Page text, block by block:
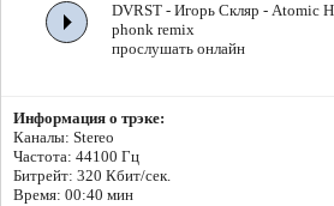
DVRST - Игорь Скляр - Atomic
phonk remix
прослушать онлайн
Информация о трэке:
Каналы: Stereo
Частота: 44100 Гц
Битрейт: 320 Кбит/сек.
Время: 00:40 мин